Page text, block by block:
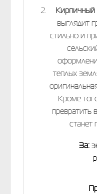
Кирпичный
выглядит
стильно и
теплых
Кроме
превратить
станет
За: